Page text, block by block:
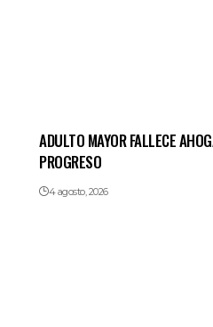
ADULTO MAYOR FALLECE
PROGRESO
4 agosto, 2026